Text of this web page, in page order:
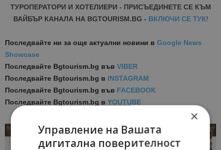
ТУРОПЕРАТОРИ И ХОТЕЛИЕРИ - ПРИСЪЕДИНЕТЕ СЕ КЪМ
ВАЙБЪР КАНАЛА НА BGTOURISM.BG - ВКЛЮЧИ СЕ ТУК!
Последвайте ни за още актуални новини в Google News
Showcase
Последвайте Bgtourism.bg във VIBER
Последвайте Bgtourism.bg в INSTAGRAM
Последвайте Bgtourism.bg във FACEBOOK
Последвайте Bgtourism.bg в YOUTUBE
×
Управление на Вашата
дигитална поверителност